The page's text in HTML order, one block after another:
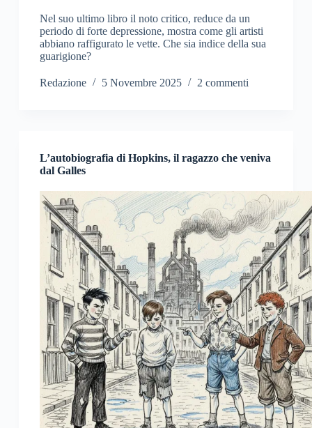
Nel suo ultimo libro il noto critico, reduce da un
periodo di forte depressione, mostra come gli artisti
abbiano raffigurato le vette. Che sia indice della sua
guarigione?
Redazione 5 Novembre 2025 2 commenti
L’autobiografia di Hopkins, il ragazzo che veniva
dal Galles